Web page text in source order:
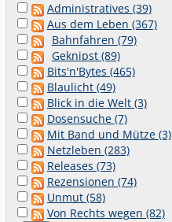
Administratives (39)
Aus dem Leben (367)
Bahnfahren (79)
Geknipst (89)
Bits'n'Bytes (465)
Blaulicht (49)
Blick in die Welt (3)
Dosensuche (7)
Mit Band und Mütze (3)
Netzleben (283)
Releases (73)
Rezensionen (74)
Unmut (58)
Von Rechts wegen (82)